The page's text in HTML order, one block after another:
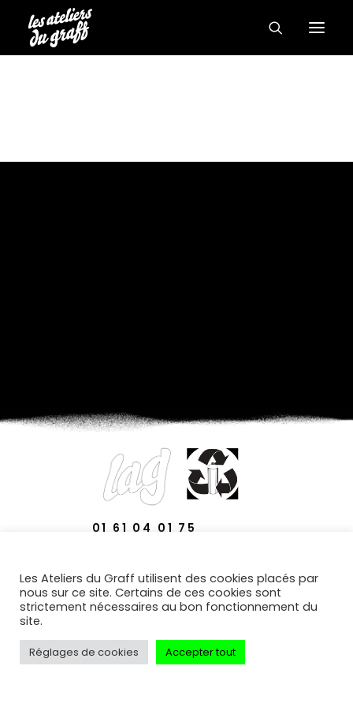
01 61 04 01 75
29 AVENUE DES TERNES
75017 PARIS
Les Ateliers du Graff utilisent des cookies placés par
nous sur ce site. Certains de ces cookies sont
strictement nécessaires au bon fonctionnement du
site.
Réglages de cookies Accepter tout